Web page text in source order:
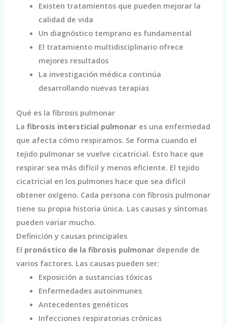
Existen tratamientos que pueden mejorar la
calidad de vida
Un diagnóstico temprano es fundamental
El tratamiento multidisciplinario ofrece
mejores resultados
La investigación médica continúa
desarrollando nuevas terapias
Qué es la fibrosis pulmonar
Lafibrosis intersticial pulmonar es una enfermedad
que afecta cómo respiramos. Se forma cuando el
tejido pulmonar se vuelve cicatricial. Esto hace que
respirar sea más difícil y menos eficiente. El tejido
cicatricial en los pulmones hace que sea difícil
obtener oxígeno. Cada persona con fibrosis pulmonar
tiene su propia historia única. Las causas y síntomas
pueden variar mucho.
Definición y causas principales
El pronóstico de la fibrosis pulmonar depende de
varios factores. Las causas pueden ser:
Exposición a sustancias tóxicas
Enfermedades autoinmunes
Antecedentes genéticos
Infecciones respiratorias crónicas